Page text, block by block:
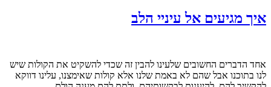
איך מגיעים אל עיניי הלב
אחד הדברים החשובים שלעינו להבין זה שכדי להשקיט את הקולות שיש
לנו בתוכנו אבל שהם לא באמת שלנו אלא קולות שאימצנו, עלינו דווקא